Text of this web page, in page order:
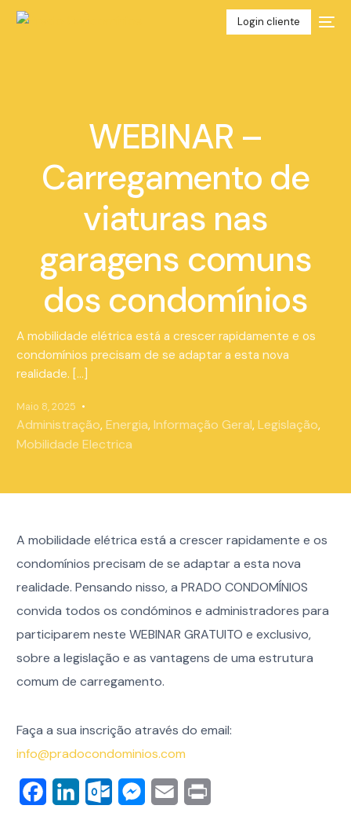
Login cliente
WEBINAR –
Carregamento de
viaturas nas
garagens comuns
dos condomínios
A mobilidade elétrica está a crescer rapidamente e os
condomínios precisam de se adaptar a esta nova
realidade. […]
Maio 8, 2025
Administração,Energia,Informação Geral,Legislação,
Mobilidade Electrica
A mobilidade elétrica está a crescer rapidamente e os
condomínios precisam de se adaptar a esta nova
realidade. Pensando nisso, a PRADO CONDOMÍNIOS
convida todos os condóminos e administradores para
participarem neste WEBINAR GRATUITO e exclusivo,
sobre a legislação e as vantagens de uma estrutura
comum de carregamento.
Faça a sua inscrição através do email:
info@pradocondominios.com
FacebookLinkedInOutlook.comMessenger
Email